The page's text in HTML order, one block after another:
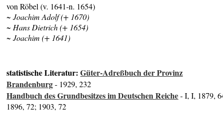
von Röbel (v. 1641-n. 1654)
~ Joachim Adolf (+ 1670)
~ Hans Dietrich (+ 1654)
~ Joachim (+ 1641)
statistische Literatur:Güter-Adreßbuch der Provinz
Brandenburg- 1929, 232
Handbuch des Grundbesitzes im Deutschen Reiche- I, I, 1879,
1896, 72; 1903, 72